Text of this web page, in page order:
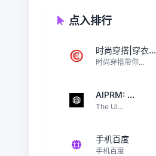
点入排行
时尚穿搭|穿衣...
时尚穿搭带你...
AIPRM: ...
The Ul...
手机百度
手机百度